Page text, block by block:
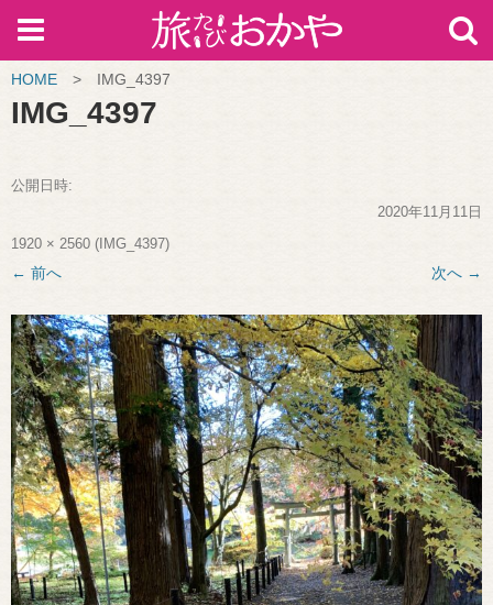
HOME > IMG_4397
IMG_4397
公開日時:
2020年11月11日
1920 × 2560 ( IMG_4397)
← 前へ 次へ →